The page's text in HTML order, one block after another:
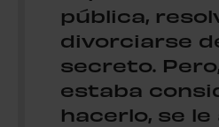
pública,
divorciarse
secreto.
estaba
hacerlo, se